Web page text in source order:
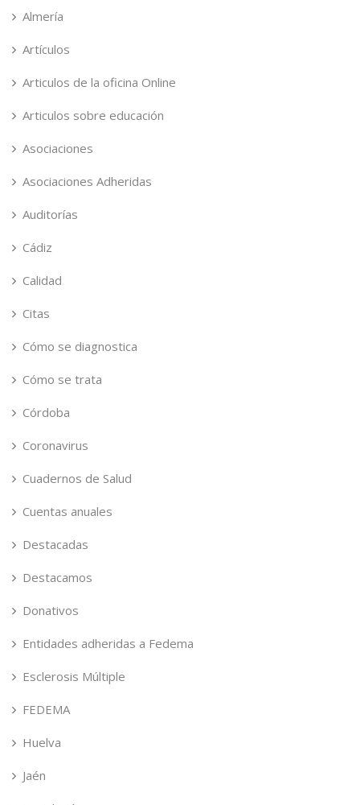
Almería
Artículos
Articulos de la oficina Online
Articulos sobre educación
Asociaciones
Asociaciones Adheridas
Auditorías
Cádiz
Calidad
Citas
Cómo se diagnostica
Cómo se trata
Córdoba
Coronavirus
Cuadernos de Salud
Cuentas anuales
Destacadas
Destacamos
Donativos
Entidades adheridas a Fedema
Esclerosis Múltiple
FEDEMA
Huelva
Jaén